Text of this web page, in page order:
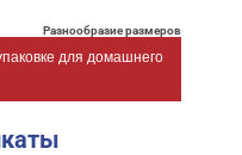
Разнообразие размеров
для домашнего